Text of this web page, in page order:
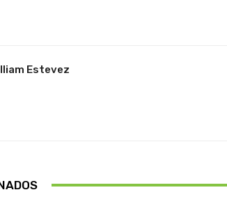
Estevez